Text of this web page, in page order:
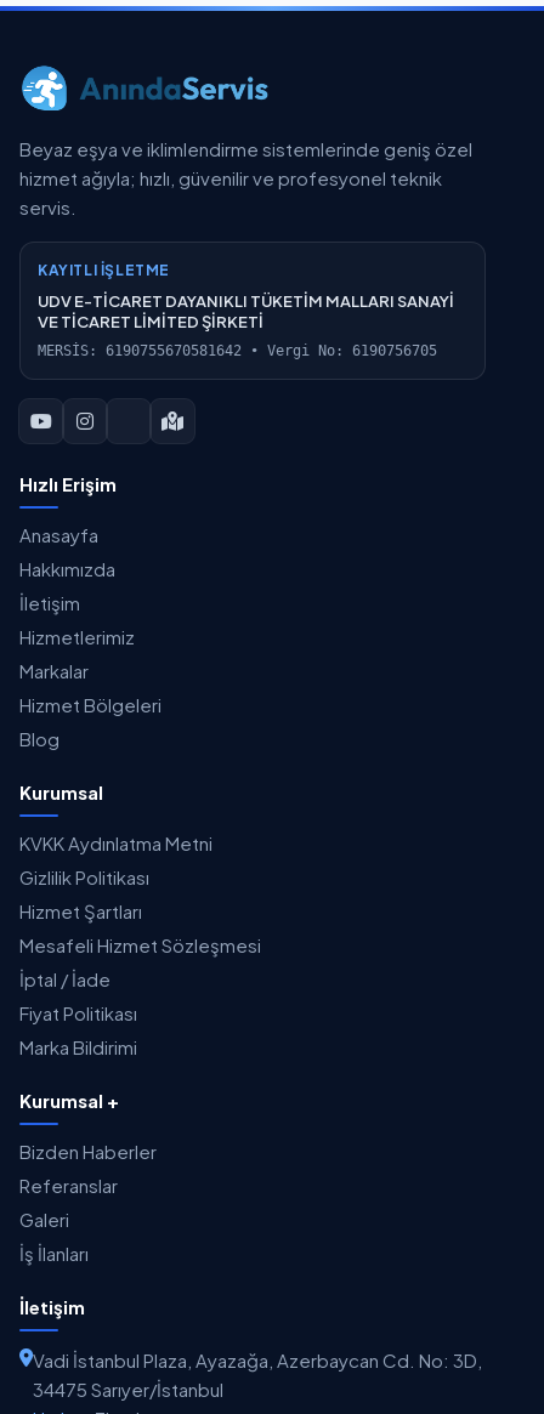
Beyaz eşya ve iklimlendirme sistemlerinde geniş özel
hizmet ağıyla; hızlı, güvenilir ve profesyonel teknik
servis.
KAYITLI İŞLETME
UDV E-TİCARET DAYANIKLI TÜKETİM MALLARI SANAYİ
VE TİCARET LİMİTED ŞİRKETİ
MERSİS: 6190755670581642 • Vergi No: 6190756705
Hızlı Erişim
Anasayfa
Hakkımızda
İletişim
Hizmetlerimiz
Markalar
Hizmet Bölgeleri
Blog
Kurumsal
KVKK Aydınlatma Metni
Gizlilik Politikası
Hizmet Şartları
Mesafeli Hizmet Sözleşmesi
İptal / İade
Fiyat Politikası
Marka Bildirimi
Kurumsal +
Bizden Haberler
Referanslar
Galeri
İş İlanları
İletişim
Vadi İstanbul Plaza, Ayazağa, Azerbaycan Cd. No: 3D,
34475 Sarıyer/İstanbul